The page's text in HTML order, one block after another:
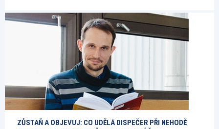
ZŮSTAŇ A OBJEVUJ: CO UDĚLÁ DISPEČER PŘI NEHODĚ